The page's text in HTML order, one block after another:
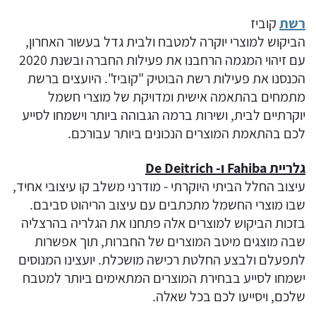
רשתקוביז
הביקוש למוצרי יוקרה למטבח ולבית גדל בעשור האחרון,
עם זיהוי המגמה הרחבנו את פעילות החברה ובשנת 2020
הכנסנו את פעילות רשת הבוטיק "קוביז". היועצים ברשת
מתמחים בהתאמה אישית ומדויקת של מוצרי חשמל
יוקרתיים לבית, ושירות ברמה הגבוהה ביותר וישמחו לסייע
לכם בהתאמת המוצרים הנכונים ביותר עבורכם.
גלריית Fahiba ו- De Deitrich
עיצוב החלל הביתי היוקרתי - מודרני משלב קו עיצובי אחיד,
שבו מוצרי החשמל מתכתבים עם עיצוב הריהוט סביבם.
בזכות הביקוש למוצרים אלה פתחנו את הגלריה בהרצליה
שבה מוצגים מיטב המוצרים של החברות, תוך אפשרות
לתפעלם ולבצע החלטת רכישה מושכלת. יועצינו המנוסים
ישמחו לסייע בבחירת המוצרים המתאימים ביותר למטבח
שלכם, ויסייעו לכם בכל שאלה.